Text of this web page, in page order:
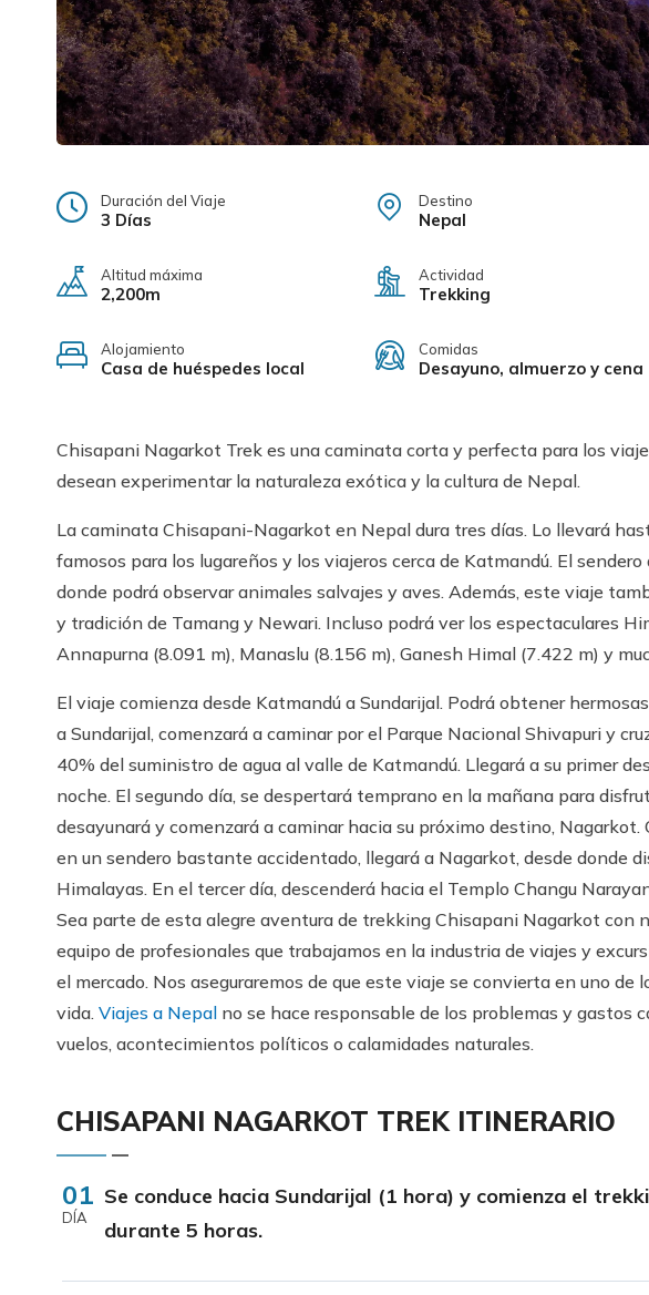
Duración del Viaje
3 Días
Destino
Nepal
Altitud máxima
2,200m
Actividad
Trekking
Alojamiento
Casa de huéspedes local
Comidas
Desayuno, almuerzo y cena
Chisapani Nagarkot Trek es una caminata corta y perfecta para los
desean experimentar la naturaleza exótica y la cultura de Nepal.
La caminata Chisapani-Nagarkot en Nepal dura tres días. Lo llevará
famosos para los lugareños y los viajeros cerca de Katmandú. El
donde podrá observar animales salvajes y aves. Además, este viaje
y tradición de Tamang y Newari. Incluso podrá ver los espectaculares
Annapurna (8.091 m), Manaslu (8.156 m), Ganesh Himal (7.422 m) y
El viaje comienza desde Katmandú a Sundarijal. Podrá obtener
a Sundarijal, comenzará a caminar por el Parque Nacional Shivapuri y
40% del suministro de agua al valle de Katmandú. Llegará a su primer
noche. El segundo día, se despertará temprano en la mañana para
desayunará y comenzará a caminar hacia su próximo destino,
en un sendero bastante accidentado, llegará a Nagarkot, desde donde
Himalayas. En el tercer día, descenderá hacia el Templo Changu
Sea parte de esta alegre aventura de trekking Chisapani Nagarkot con
equipo de profesionales que trabajamos en la industria de viajes y
el mercado. Nos aseguraremos de que este viaje se convierta en uno de
vida. Viajes a Nepal no se hace responsable de los problemas y gastos
vuelos, acontecimientos políticos o calamidades naturales.
CHISAPANI NAGARKOT TREK ITINERARIO
01
DÍA
Se conduce hacia Sundarijal (1 hora) y comienza el
durante 5 horas.